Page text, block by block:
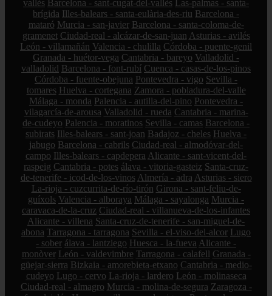
vallès Barcelona - sant-cugat-del-vallès Las-palmas - santa-
brígida Illes-balears - santa-eulària-des-riu Barcelona -
mataró Murcia - san-javier Barcelona - santa-coloma-de-
gramenet Ciudad-real - alcázar-de-san-juan Asturias - avilés
León - villamañán Valencia - chulilla Córdoba - puente-genil
Granada - huétor-vega Cantabria - bareyo Valladolid -
valladolid Barcelona - font-rubí Cuenca - casas-de-los-pinos
Córdoba - fuente-obejuna Pontevedra - vigo Sevilla -
tomares Huelva - cortegana Zamora - pobladura-del-valle
Málaga - monda Palencia - autilla-del-pino Pontevedra -
vilagarcía-de-arousa Valladolid - rueda Cantabria - marina-
de-cudeyo Palencia - moratinos Sevilla - camas Barcelona -
subirats Illes-balears - sant-joan Badajoz - cheles Huelva -
jabugo Barcelona - cabrils Ciudad-real - almodóvar-del-
campo Illes-balears - capdepera Alicante - sant-vicent-del-
raspeig Cantabria - potes álava - vitoria-gasteiz Santa-cruz-
de-tenerife - icod-de-los-vinos Almería - adra Asturias - siero
La-rioja - cuzcurrita-de-río-tirón Girona - sant-feliu-de-
guíxols Valencia - alboraya Málaga - sayalonga Murcia -
caravaca-de-la-cruz Ciudad-real - villanueva-de-los-infantes
Alicante - villena Santa-cruz-de-tenerife - san-miguel-de-
abona Tarragona - tarragona Sevilla - el-viso-del-alcor Lugo
- sober álava - lantziego Huesca - la-fueva Alicante -
monòver León - valdevimbre Tarragona - calafell Granada -
güejar-sierra Bizkaia - amorebieta-etxano Cantabria - medio-
cudeyo Lugo - cervo La-rioja - lardero León - molinaseca
Ciudad-real - almagro Murcia - molina-de-segura Zaragoza -